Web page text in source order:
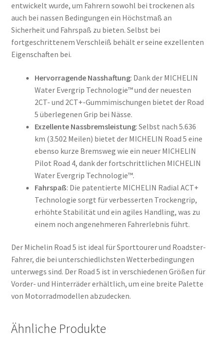
entwickelt wurde, um Fahrern sowohl bei trockenen als
auch bei nassen Bedingungen ein Höchstmaß an
Sicherheit und Fahrspaß zu bieten. Selbst bei
fortgeschrittenem Verschleiß behält er seine exzellenten
Eigenschaften bei.
Hervorragende Nasshaftung: Dank der MICHELIN
Water Evergrip Technologie™ und der neuesten
2CT- und 2CT+-Gummimischungen bietet der Road
5 überlegenen Grip bei Nässe.
Exzellente Nassbremsleistung: Selbst nach 5.636
km (3.502 Meilen) bietet der MICHELIN Road 5 eine
ebenso kurze Bremsweg wie ein neuer MICHELIN
Pilot Road 4, dank der fortschrittlichen MICHELIN
Water Evergrip Technologie™.
Fahrspaß: Die patentierte MICHELIN Radial ACT+
Technologie sorgt für verbesserten Trockengrip,
erhöhte Stabilität und ein agiles Handling, was zu
einem noch angenehmeren Fahrerlebnis führt.
Der Michelin Road 5 ist ideal für Sporttourer und Roadster-
Fahrer, die bei unterschiedlichsten Wetterbedingungen
unterwegs sind. Der Road 5 ist in verschiedenen Größen für
Vorder- und Hinterräder erhältlich, um eine breite Palette
von Motorradmodellen abzudecken.
Ähnliche Produkte